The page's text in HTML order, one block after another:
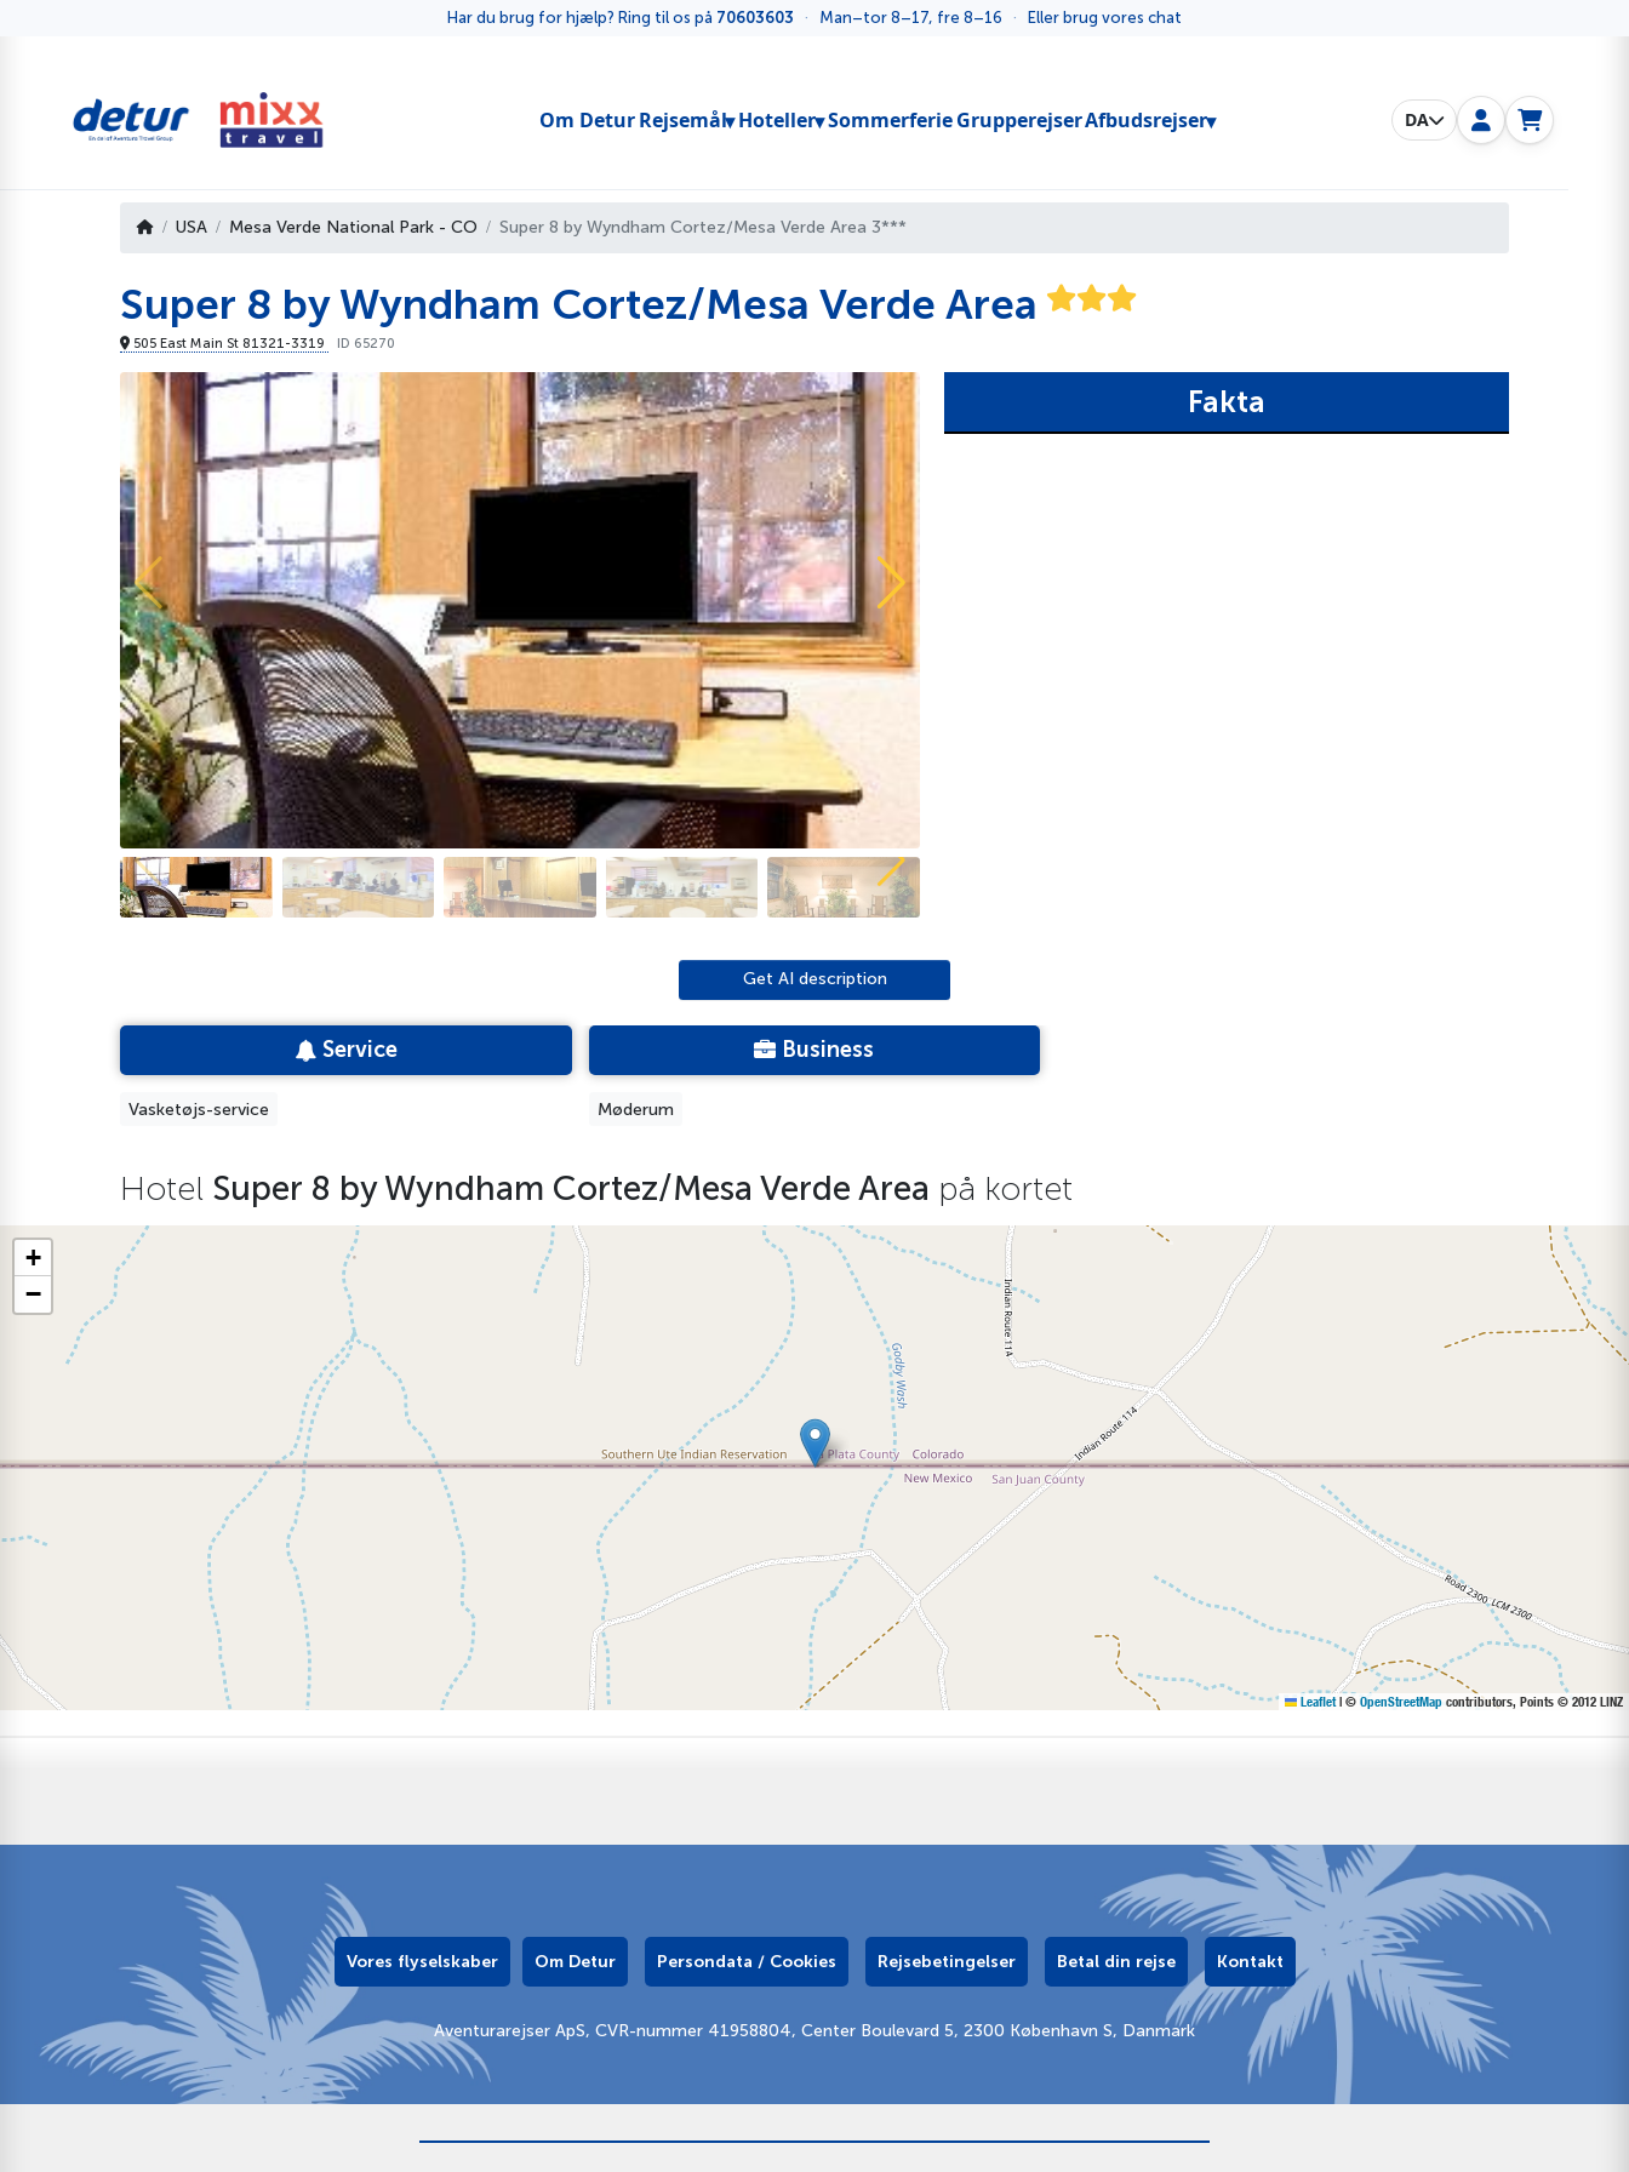
Har du brug for hjælp? Ring til os på 70603603 · Man–tor 8–17, fre 8–16 · Eller brug vores chat
Om DeturRejsemålToggle submenu
HotellerToggle submenu
SommerferieGrupperejserAfbudsrejserToggle submenu DA
USA Mesa Verde National Park - CO Super 8 by Wyndham Cortez/Mesa Verde Area 3***
Super 8 by Wyndham Cortez/Mesa Verde Area
505 East Main St 81321-3319 ID 65270
Fakta
Get AI description
Service
Vasketøjs-service
Business
Møderum
Hotel Super 8 by Wyndham Cortez/Mesa Verde Area på kortet
+
−
Leaflet | © OpenStreetMap contributors, Points © 2012 LINZ
Vores flyselskaber Om Detur Persondata / Cookies Rejsebetingelser Betal din rejse Kontakt
Aventurarejser ApS, CVR-nummer 41958804, Center Boulevard 5, 2300 København S, Danmark